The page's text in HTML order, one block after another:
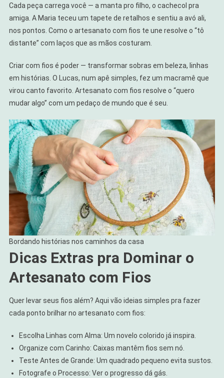
Cada peça carrega você — a manta pro filho, o cachecol pra
amiga. A Maria teceu um tapete de retalhos e sentiu a avó ali,
nos pontos. Como o artesanato com fios te une resolve o “tô
distante” com laços que as mãos costuram.
Criar com fios é poder — transformar sobras em beleza, linhas
em histórias. O Lucas, num apê simples, fez um macramê que
virou canto favorito. Artesanato com fios resolve o “quero
mudar algo” com um pedaço de mundo que é seu.
Bordando histórias nos caminhos da casa
Dicas Extras pra Dominar o
Artesanato com Fios
Quer levar seus fios além? Aqui vão ideias simples pra fazer
cada ponto brilhar no artesanato com fios:
Escolha Linhas com Alma: Um novelo colorido já inspira.
Organize com Carinho: Caixas mantêm fios sem nó.
Teste Antes de Grande: Um quadrado pequeno evita sustos.
Fotografe o Processo: Ver o progresso dá gás.